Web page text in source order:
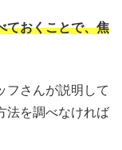
ておくことで、焦
フさんが説明して
法を調べなければ